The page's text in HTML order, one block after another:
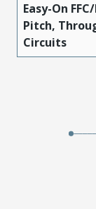
Easy-On
Pitch,
Circuits